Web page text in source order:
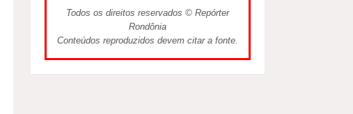
Todos os direitos reservados © Repórter
Rondônia
Conteúdos reproduzidos devem citar a fonte.